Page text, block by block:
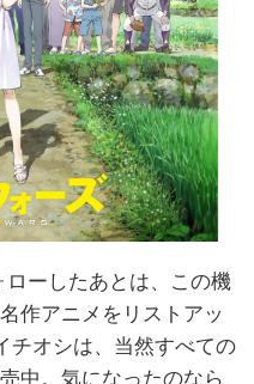
ーしたあとは、この機
作アニメをリストアッ
チオシは、当然すべての
中。気になったのなら